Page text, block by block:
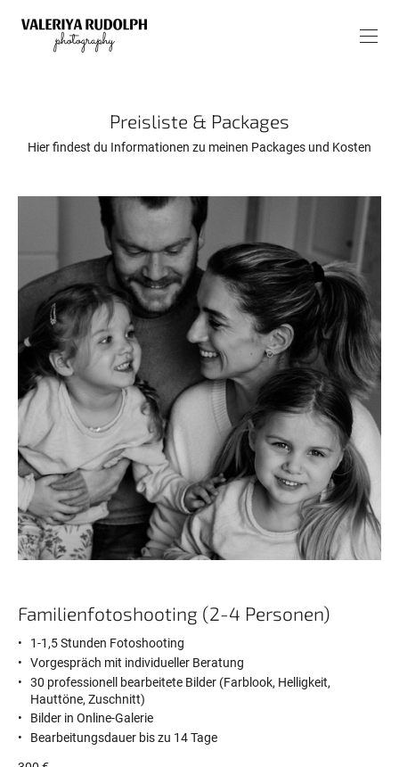
Preisliste & Packages
Hier findest du Informationen zu meinen Packages und Kosten
Familienfotoshooting (2-4 Personen)
1-1,5 Stunden Fotoshooting
Vorgespräch mit individueller Beratung
30 professionell bearbeitete Bilder (Farblook, Helligkeit,
Hauttöne, Zuschnitt)
Bilder in Online-Galerie
Bearbeitungsdauer bis zu 14 Tage